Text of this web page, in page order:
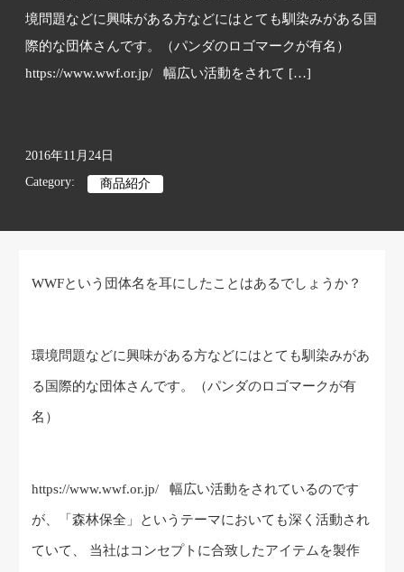
境問題などに興味がある方などにはとても馴染みがある国
際的な団体さんです。（パンダのロゴマークが有名）
https://www.wwf.or.jp/ 幅広い活動をされて […]
2016年11月24日
Category:
商品紹介
WWFという団体名を耳にしたことはあるでしょうか？
環境問題などに興味がある方などにはとても馴染みがあ
る国際的な団体さんです。（パンダのロゴマークが有
名）
https://www.wwf.or.jp/ 幅広い活動をされているのです
が、「森林保全」というテーマにおいても深く活動され
ていて、 当社はコンセプトに合致したアイテムを製作